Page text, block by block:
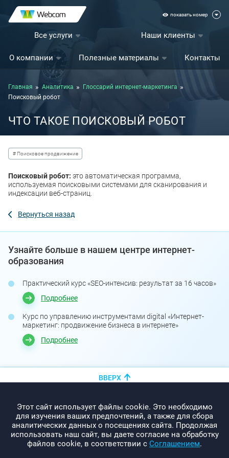
показать номер
Все услуги Наши клиенты
О компании Полезные материалы Контакты
Главная Аналитика
Глоссарий интернет-маркетинга
Поисковый робот
ЧТО ТАКОЕ ПОИСКОВЫЙ РОБОТ
# Поисковое продвижение
Поисковый робот: это автоматическая программа,
используемая поисковыми системами для сканирования и
индексации веб-страниц.
Вернуться назад
Узнайте больше в нашем центре интернет-
образования
Практический курс «SEO-интенсив: результат за 16 часов»
Подробнее
Курс по управлению инструментами digital «Интернет-
маркетинг: продвижение бизнеса в интернете»
Подробнее
Этот сайт использует файлы cookie. Это необходимо
для изучения ваших предпочтений, а также для сбора
аналитических данных о посещениях сайта. Продолжая
использовать наш сайт, вы даете согласие на обработку
файлов cookie, в соответствии с Соглашением.
ВВЕРХ
info@promo-webcom.by